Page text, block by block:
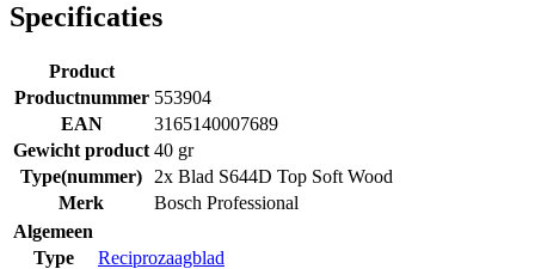
Specificaties
Product
Productnummer 553904
EAN
3165140007689
Gewicht product 40 gr
Type(nummer)
2x Blad S644D Top Soft Wood
Merk
Bosch Professional
Algemeen
Type
Reciprozaagblad